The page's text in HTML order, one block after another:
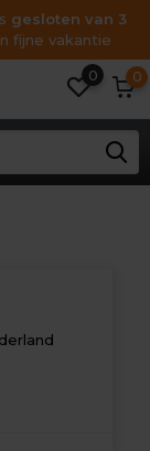
gesloten van 3
fijne vakantie
0 0